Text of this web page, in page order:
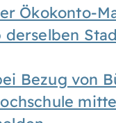
Ökokonto-
Bezug von